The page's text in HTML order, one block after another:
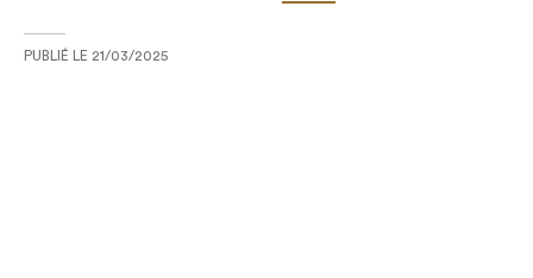
PUBLIÉ LE 21/03/2025